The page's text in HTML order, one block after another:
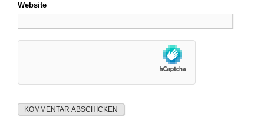
Website